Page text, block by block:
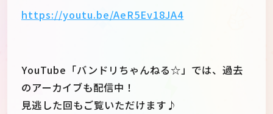
https://youtu.be/AeR5Ev18JA4
YouTube「バンドリちゃんねる☆」では、過去
のアーカイブも配信中！
見逃した回もご覧いただけます♪